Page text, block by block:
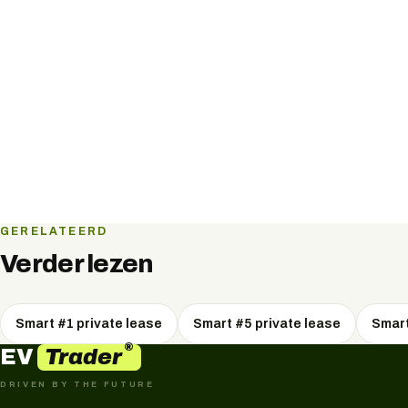
GERELATEERD
Verder lezen
Smart #1 private lease Smart #5 private lease
EV Trader®
DRIVEN BY THE FUTURE